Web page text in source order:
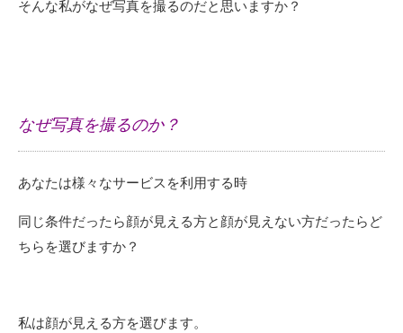
そんな私がなぜ写真を撮るのだと思いますか？
なぜ写真を撮るのか？
あなたは様々なサービスを利用する時
同じ条件だったら顔が見える方と顔が見えない方だったらど
ちらを選びますか？
私は顔が見える方を選びます。